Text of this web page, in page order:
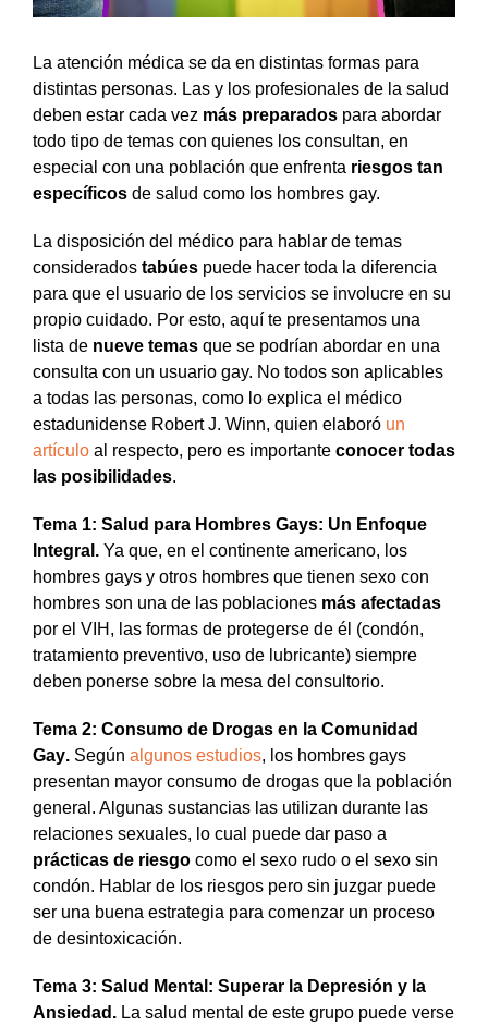
La atención médica se da en distintas formas para
distintas personas. Las y los profesionales de la salud
deben estar cada vez más preparados para abordar
todo tipo de temas con quienes los consultan, en
especial con una población que enfrenta riesgos tan
específicos de salud como los hombres gay.
La disposición del médico para hablar de temas
considerados tabúes puede hacer toda la diferencia
para que el usuario de los servicios se involucre en su
propio cuidado. Por esto, aquí te presentamos una
lista de nueve temas que se podrían abordar en una
consulta con un usuario gay. No todos son aplicables
a todas las personas, como lo explica el médico
estadunidense Robert J. Winn, quien elaboró un
artículo al respecto, pero es importante conocer todas
las posibilidades.
Tema 1: Salud para Hombres Gays: Un Enfoque
Integral . Ya que, en el continente americano, los
hombres gays y otros hombres que tienen sexo con
hombres son una de las poblaciones más afectadas
por el VIH, las formas de protegerse de él (condón,
tratamiento preventivo, uso de lubricante) siempre
deben ponerse sobre la mesa del consultorio.
Tema 2: Consumo de Drogas en la Comunidad
Gay. Según algunos estudios, los hombres gays
presentan mayor consumo de drogas que la población
general. Algunas sustancias las utilizan durante las
relaciones sexuales, lo cual puede dar paso a
prácticas de riesgo como el sexo rudo o el sexo sin
condón. Hablar de los riesgos pero sin juzgar puede
ser una buena estrategia para comenzar un proceso
de desintoxicación.
Tema 3: Salud Mental: Superar la Depresión y la
Ansiedad . La salud mental de este grupo puede verse